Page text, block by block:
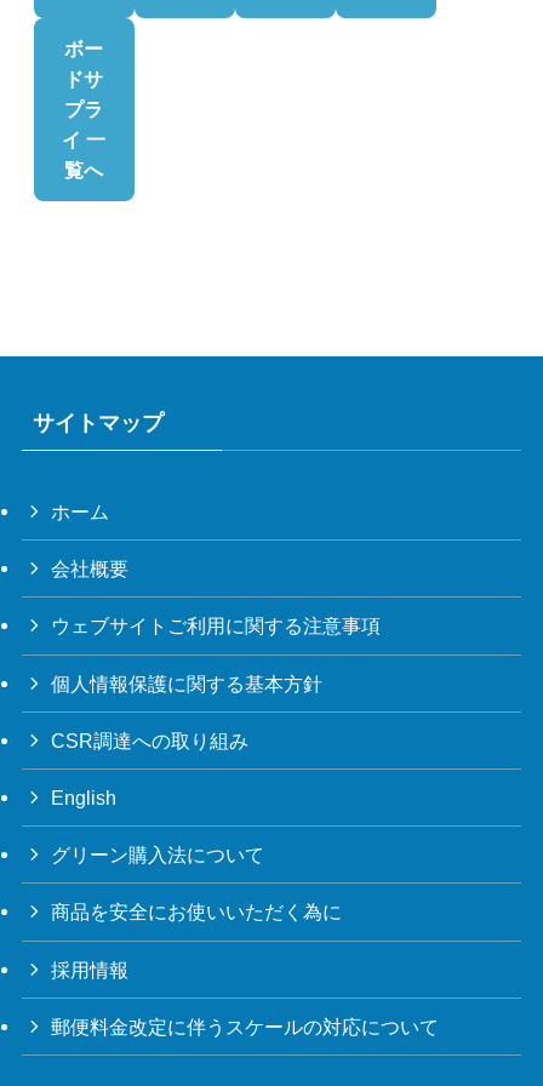
ボー
ドサ
プラ
イ 一
覧へ
サイトマップ
ホーム
会社概要
ウェブサイトご利用に関する注意事項
個人情報保護に関する基本方針
CSR調達への取り組み
English
グリーン購入法について
商品を安全にお使いいただく為に
採用情報
郵便料金改定に伴うスケールの対応について